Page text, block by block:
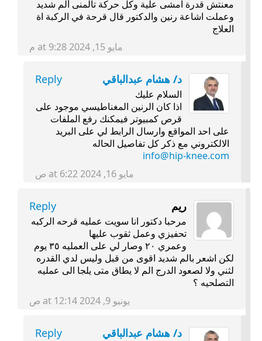
معنتش قدرة امشى علية وكل حركة تألمنى ألم شديد
وعملت اشاعة رنين والدكتور قال قرحة في الركبة اة
العلاج
مايو 15, 2024 at 9:28 م
د/ هشام عبدالباقي Reply
السلام عليك
اذا كان الرنين المغناطيسي موجود على
قرص كمبيوتر فيمكنك رفع الملفات
على احد المواقع وارسال الرابط لي على البريد
الالكتروني مع ذكر كل تفاصيل الحاله
info@hip-knee.com
مايو 16, 2024 at 6:22 ص
ريم Reply
مرحبا دكتور انا سويت عمليه قرحه الركبه
تحفيزي وعمل ثقوب عليها
وعمري ٢٠ وصار لي على العمليه ٣٥ يوم
لكن اشعر بالم شديد اقوى من قبل وليس لدي القدره
لثني ولا لصعود الدرج الم لا يطاق متى يلجا الى عمليه
التصلحيه ؟
يونيو 9, 2024 at 12:14 ص
د/ هشام عبدالباقي Reply